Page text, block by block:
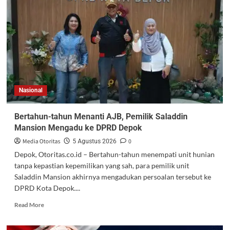
Nasional
Bertahun-tahun Menanti AJB, Pemilik Saladdin
Mansion Mengadu ke DPRD Depok
Media Otoritas 5 Agustus 2026
0
Depok, Otoritas.co.id – Bertahun-tahun menempati unit hunian
tanpa kepastian kepemilikan yang sah, para pemilik unit
Saladdin Mansion akhirnya mengadukan persoalan tersebut ke
DPRD Kota Depok....
Read More